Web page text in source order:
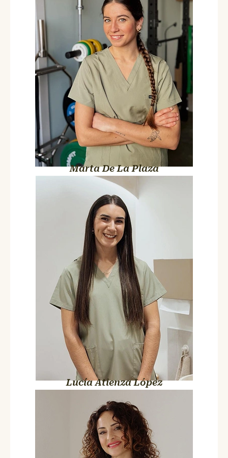
Marta De La Plaza
Colegiada nº 9208
Con Marta sabes que vas a trabajar. Es de las que te llevan al
límite justo para que mejores de verdad. Sales de la sesión
notándolo… y a los días, agradeciéndolo.
Lucía Atienza López
Lucía Atienza López
Fisioterapia Pediátrica y Pilates
Terapéutico
Colegiada nº 1052
Tiene una forma de tratar a los más pequeños que transmite
tranquilidad desde el primer minuto. Observa, entiende y actúa
sin prisas. Y eso hace que todo sea más fácil. Para ellos… y para
ti.
Mónica Cobos Pérez
Enfermera
Colegiada nº 008733
Lleva en el equipo más años que muchos. Conoce a sus
pacientes como la palma de su mano. Sabe escuchar, sabe
aconsejar y sabe exactamente qué necesita cada piel. Pero lo